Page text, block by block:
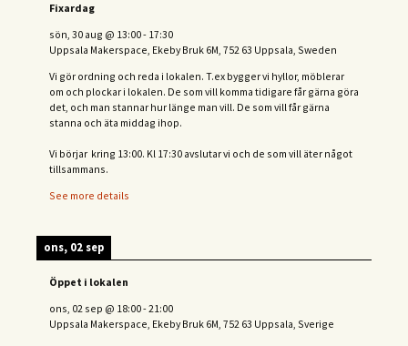
Fixardag
sön, 30 aug @ 13:00- 17:30
Uppsala Makerspace, Ekeby Bruk 6M, 752 63 Uppsala, Sweden
Vi gör ordning och reda i lokalen. T.ex bygger vi hyllor, möblerar
om och plockar i lokalen. De som vill komma tidigare får gärna göra
det, och man stannar hur länge man vill. De som vill får gärna
stanna och äta middag ihop.
Vi börjar kring 13:00. Kl 17:30 avslutar vi och de som vill äter något
tillsammans.
See more details
ons, 02 sep
Öppet i lokalen
ons, 02 sep @ 18:00-21:00
Uppsala Makerspace, Ekeby Bruk 6M, 752 63 Uppsala, Sverige